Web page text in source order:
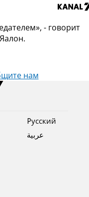
- говорит
нам
Pусский
عربية